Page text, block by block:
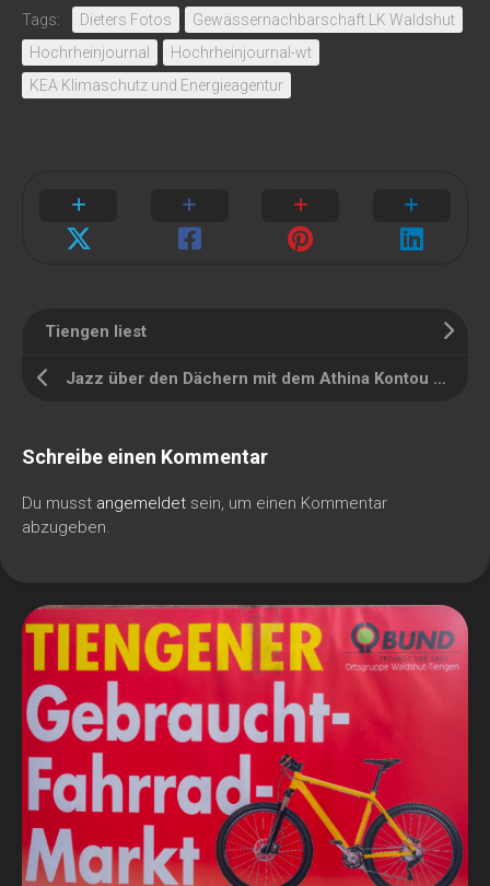
Tags: Dieters Fotos
Gewässernachbarschaft LK Waldshut
Hochrheinjournal
Hochrheinjournal-wt
KEA Klimaschutz und Energieagentur
Tiengen liest
Jazz über den Dächern mit dem Athina Kontou Quartett
Schreibe einen Kommentar
Du musst angemeldet sein, um einen Kommentar
abzugeben.